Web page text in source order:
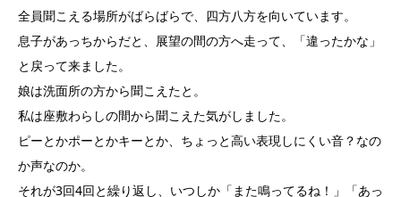
全員聞こえる場所がばらばらで、四方八方を向いています。
息子があっちからだと、展望の間の方へ走って、「違ったかな」
と戻って来ました。
娘は洗面所の方から聞こえたと。
私は座敷わらしの間から聞こえた気がしました。
ピーとかポーとかキーとか、ちょっと高い表現しにくい音？なの
か声なのか。
それが3回4回と繰り返し、いつしか「また鳴ってるね！」「あっ